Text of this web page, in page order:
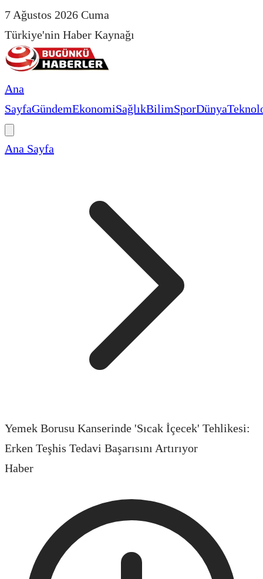
7 Ağustos 2026 Cuma
Türkiye'nin Haber Kaynağı
Ana
SayfaGündemEkonomiSağlıkBilimSporDünya
Ana Sayfa
Yemek Borusu Kanserinde 'Sıcak İçecek' Tehlikesi:
Erken Teşhis Tedavi Başarısını Artırıyor
Haber